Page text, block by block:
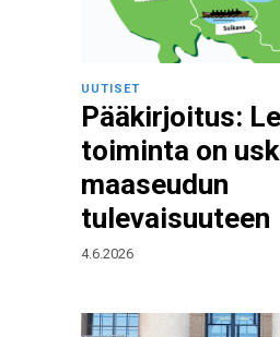
UUTISET
Pääkirjoitus:
toiminta on
maaseudun
tulevaisuuteen
4.6.2026